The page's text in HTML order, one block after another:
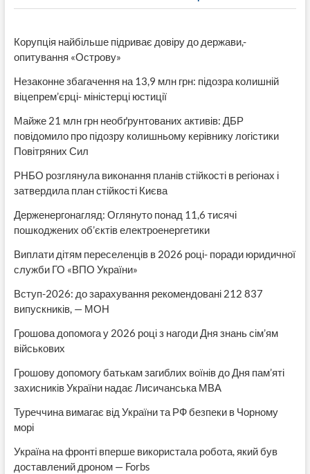
Корупція найбільше підриває довіру до держави,-
опитування «Острову»
Незаконне збагачення на 13,9 млн грн: підозра колишній
віцепрем’єрці- міністерці юстиції
Майже 21 млн грн необґрунтованих активів: ДБР
повідомило про підозру колишньому керівнику логістики
Повітряних Сил
РНБО розглянула виконання планів стійкості в регіонах і
затвердила план стійкості Києва
Держенергонагляд: Оглянуто понад 11,6 тисячі
пошкоджених об’єктів електроенергетики
Виплати дітям переселенців в 2026 році- поради юридичної
служби ГО «ВПО України»
Вступ-2026: до зарахування рекомендовані 212 837
випускників, — МОН
Грошова допомога у 2026 році з нагоди Дня знань сім’ям
військових
Грошову допомогу батькам загиблих воїнів до Дня пам’яті
захисників України надає Лисичанська МВА
Туреччина вимагає від України та РФ безпеки в Чорному
морі
Україна на фронті вперше використала робота, який був
доставлений дроном — Forbs